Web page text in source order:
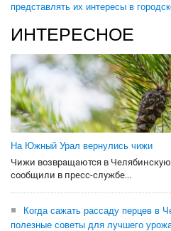
представлять их интересы в
ИНТЕРЕСНОЕ
На Южный Урал вернулись чижи
Чижи возвращаются в
сообщили в пресс-службе...
Когда сажать рассаду перцев в
полезные советы для лучшего